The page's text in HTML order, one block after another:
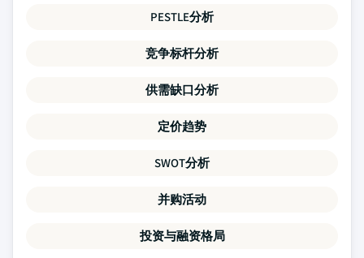
PESTLE分析
竞争标杆分析
供需缺口分析
定价趋势
SWOT分析
并购活动
投资与融资格局